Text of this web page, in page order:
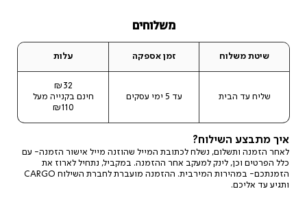
משלוחים
עלות זמן אספקה שיטת משלוח
₪32
חינם בקנייה מעל
₪110
עד 5 ימי עסקים שליח עד הבית
איך מתבצע השילוח?
לאחר הזמנה ותשלום, נשלח לכתובת המייל שהוזנה מייל אישור הזמנה- עם
כלל הפרטים וכן, לינק למעקב אחר ההזמנה. במקביל, נתחיל לארוז את
הזמנתכם- במהירות המירבית. ההזמנה מועברת לחברת השילוח CARGO
ותגיע עד אליכם.